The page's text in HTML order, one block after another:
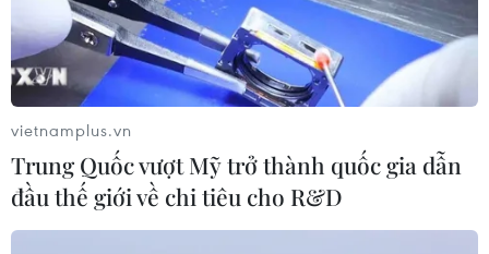
đề án hỗ trợ nhà ở chung, làm theo hướng khoán hay
linh hoạt khi xử lý vấn đề về đất đai.
vietnamplus.vn
Trung Quốc vượt Mỹ trở thành quốc gia dẫn
đầu thế giới về chi tiêu cho R&D